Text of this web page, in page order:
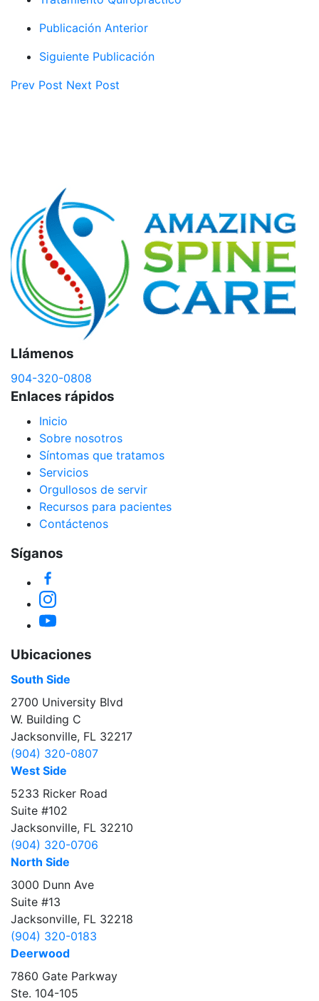
Publicación Anterior
Siguiente Publicación
Prev Post Next Post
Llámenos
904-320-0808
Enlaces rápidos
Inicio
Sobre nosotros
Síntomas que tratamos
Servicios
Orgullosos de servir
Recursos para pacientes
Contáctenos
Síganos
Instagram
YouTube
Ubicaciones
South Side
2700 University Blvd
W. Building C
Jacksonville, FL 32217
(904) 320-0807
West Side
5233 Ricker Road
Suite #102
Jacksonville, FL 32210
(904) 320-0706
North Side
3000 Dunn Ave
Suite #13
Jacksonville, FL 32218
(904) 320-0183
Deerwood
7860 Gate Parkway
Ste. 104-105